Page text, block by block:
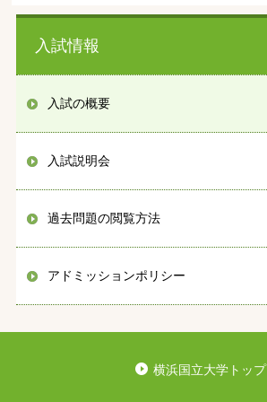
入試情報
入試の概要
入試説明会
過去問題の閲覧方法
アドミッションポリシー
横浜国立大学トップ